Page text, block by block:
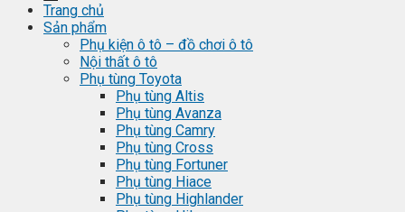
Trang chủ
Sản phẩm
Phụ kiện ô tô – đồ chơi ô tô
Nội thất ô tô
Phụ tùng Toyota
Phụ tùng Altis
Phụ tùng Avanza
Phụ tùng Camry
Phụ tùng Cross
Phụ tùng Fortuner
Phụ tùng Hiace
Phụ tùng Highlander